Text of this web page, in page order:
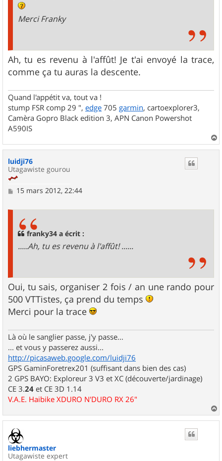
Merci Franky
Ah, tu es revenu à l'affût! Je t'ai envoyé la trace,
comme ça tu auras la descente.
Quand l'appétit va, tout va !
stump FSR comp 29 ", edge 705 garmin, cartoexplorer3,
Camèra Gopro Black edition 3, APN Canon Powershot
A590IS
a
luidji76
Utagawiste gourou
M15 mars 2012, 22:44
franky34 a écrit :
.....Ah, tu es revenu à l'affût! ......
Oui, tu sais, organiser 2 fois / an une rando pour
500 VTTistes, ça prend du temps
Merci pour la trace
Là où le sanglier passe, j'y passe...
... et vous y passerez aussi...
http://picasaweb.google.com/luidji76
GPS GaminForetrex201 (suffisant dans bien des cas)
2 GPS BAYO: Exploreur 3 V3 et XC (découverte/jardinage)
CE 3.24 et CE 3D 1.14
V.A.E. Haibike XDURO N'DURO RX 26"
a
liebhermaster
Utagawiste expert